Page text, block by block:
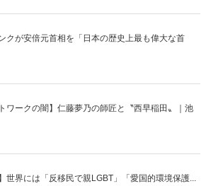
クが安倍元首相を「日本の歴史上最も偉大な首
ワークの闇】仁藤夢乃の師匠と〝西早稲田〟｜池
世界には「反移民で親LGBT」「愛国的環境保護...